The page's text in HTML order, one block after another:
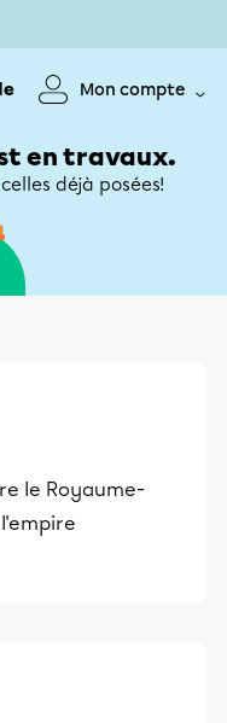
Mon compte
en travaux.
déjà posées!
le Royaume-